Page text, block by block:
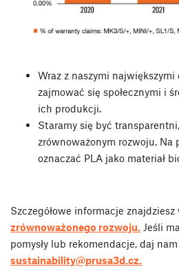
Wraz z naszymi
zajmować się społecznymi i
ich produkcji.
Staramy się być
zrównoważonym rozwoju. Na
oznaczać PLA jako materiał
Szczegółowe informacje znajdziesz
zrównoważonego rozwoju. Jeśli
pomysły lub rekomendacje, daj
sustainability@prusa3d.cz.